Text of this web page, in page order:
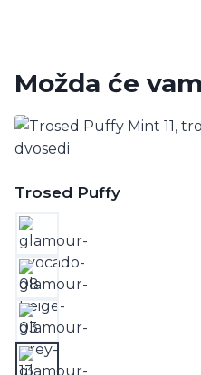
Možda će
Trosed Puffy